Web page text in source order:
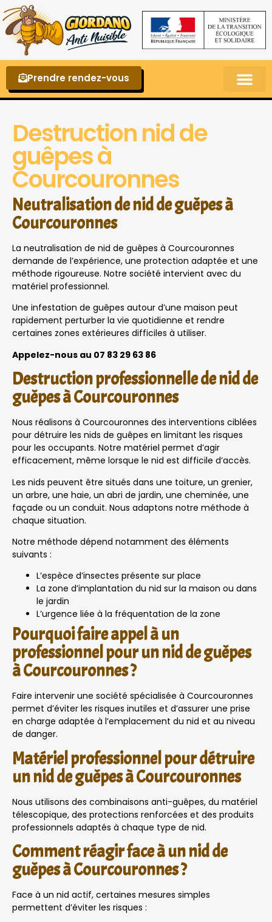
Prendre rendez-vous
Destruction nid de
guêpes à
Courcouronnes
Neutralisation de nid de guêpes à
Courcouronnes
La neutralisation de nid de guêpes à Courcouronnes
demande de l’expérience, une protection adaptée et une
méthode rigoureuse. Notre société intervient avec du
matériel professionnel.
Une infestation de guêpes autour d’une maison peut
rapidement perturber la vie quotidienne et rendre
certaines zones extérieures difficiles à utiliser.
Appelez-nous au 07 83 29 63 86
Destruction professionnelle de nid de
guêpes à Courcouronnes
Nous réalisons à Courcouronnes des interventions ciblées
pour détruire les nids de guêpes en limitant les risques
pour les occupants. Notre matériel permet d’agir
efficacement, même lorsque le nid est difficile d’accès.
Les nids peuvent être situés dans une toiture, un grenier,
un arbre, une haie, un abri de jardin, une cheminée, une
façade ou un conduit. Nous adaptons notre méthode à
chaque situation.
Notre méthode dépend notamment des éléments
suivants :
L’espèce d’insectes présente sur place
La zone d’implantation du nid sur la maison ou dans
le jardin
L’urgence liée à la fréquentation de la zone
Pourquoi faire appel à un
professionnel pour un nid de guêpes
à Courcouronnes ?
Faire intervenir une société spécialisée à Courcouronnes
permet d’éviter les risques inutiles et d’assurer une prise
en charge adaptée à l’emplacement du nid et au niveau
de danger.
Matériel professionnel pour détruire
un nid de guêpes à Courcouronnes
Nous utilisons des combinaisons anti-guêpes, du matériel
télescopique, des protections renforcées et des produits
professionnels adaptés à chaque type de nid.
Comment réagir face à un nid de
guêpes à Courcouronnes ?
Face à un nid actif, certaines mesures simples
permettent d’éviter les risques :